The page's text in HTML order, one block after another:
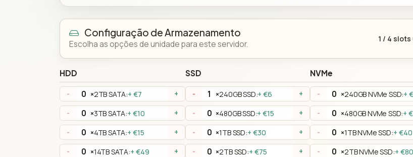
Configuração de Armazenamento
Escolha as opções de unidade para este servidor.
1 / 4 slots
HDD
- ×2TB SATA:+ €7 +
- ×3TB SATA:+ €10 +
- ×4TB SATA:+ €15 +
- ×14TB SATA:+ €49 +
SSD
- ×240GB SSD:+ €6 +
- ×480GB SSD:+ €15 +
- ×1TB SSD:+ €30 +
- ×2TB SSD:+ €75 +
NVMe
- ×240GB NVMe SSD:+
- ×480GB NVMe SSD:+
- ×1TB NVMe SSD:+ €40
- ×2TB NVMe SSD:+ €80